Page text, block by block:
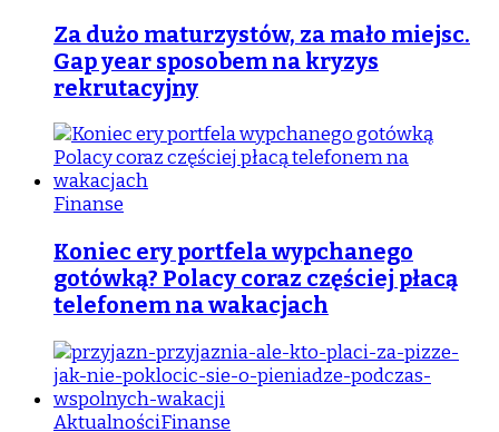
Za dużo maturzystów, za mało miejsc.
Gap year sposobem na kryzys
rekrutacyjny
Finanse
Koniec ery portfela wypchanego
gotówką? Polacy coraz częściej płacą
telefonem na wakacjach
AktualnościFinanse